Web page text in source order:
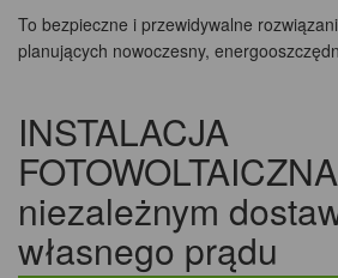
To bezpieczne i przewidywalne
planujących nowoczesny,
INSTALACJA
niezależnym
własnego prądu